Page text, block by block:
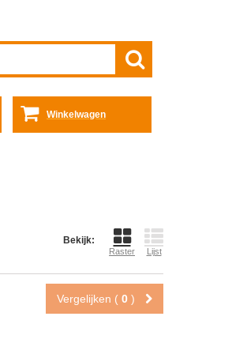
Winkelwagen
Bekijk:
Raster Lijst
Vergelijken ( 0 )